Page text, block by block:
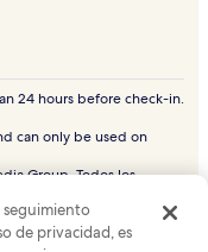
Bang Sue
24 hours before check-in.
can only be used on
Group. Todos los
marcas comerciales o
L.P. CST# 2029030-50.
seguimiento
de privacidad, es